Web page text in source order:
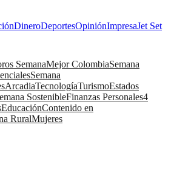
DineroDeportesOpiniónImpresaJet Set
SemanaMejor ColombiaSemana
Semana
ArcadiaTecnologíaTurismoEstados
SostenibleFinanzas Personales4
EducaciónContenido en
RuralMujeres